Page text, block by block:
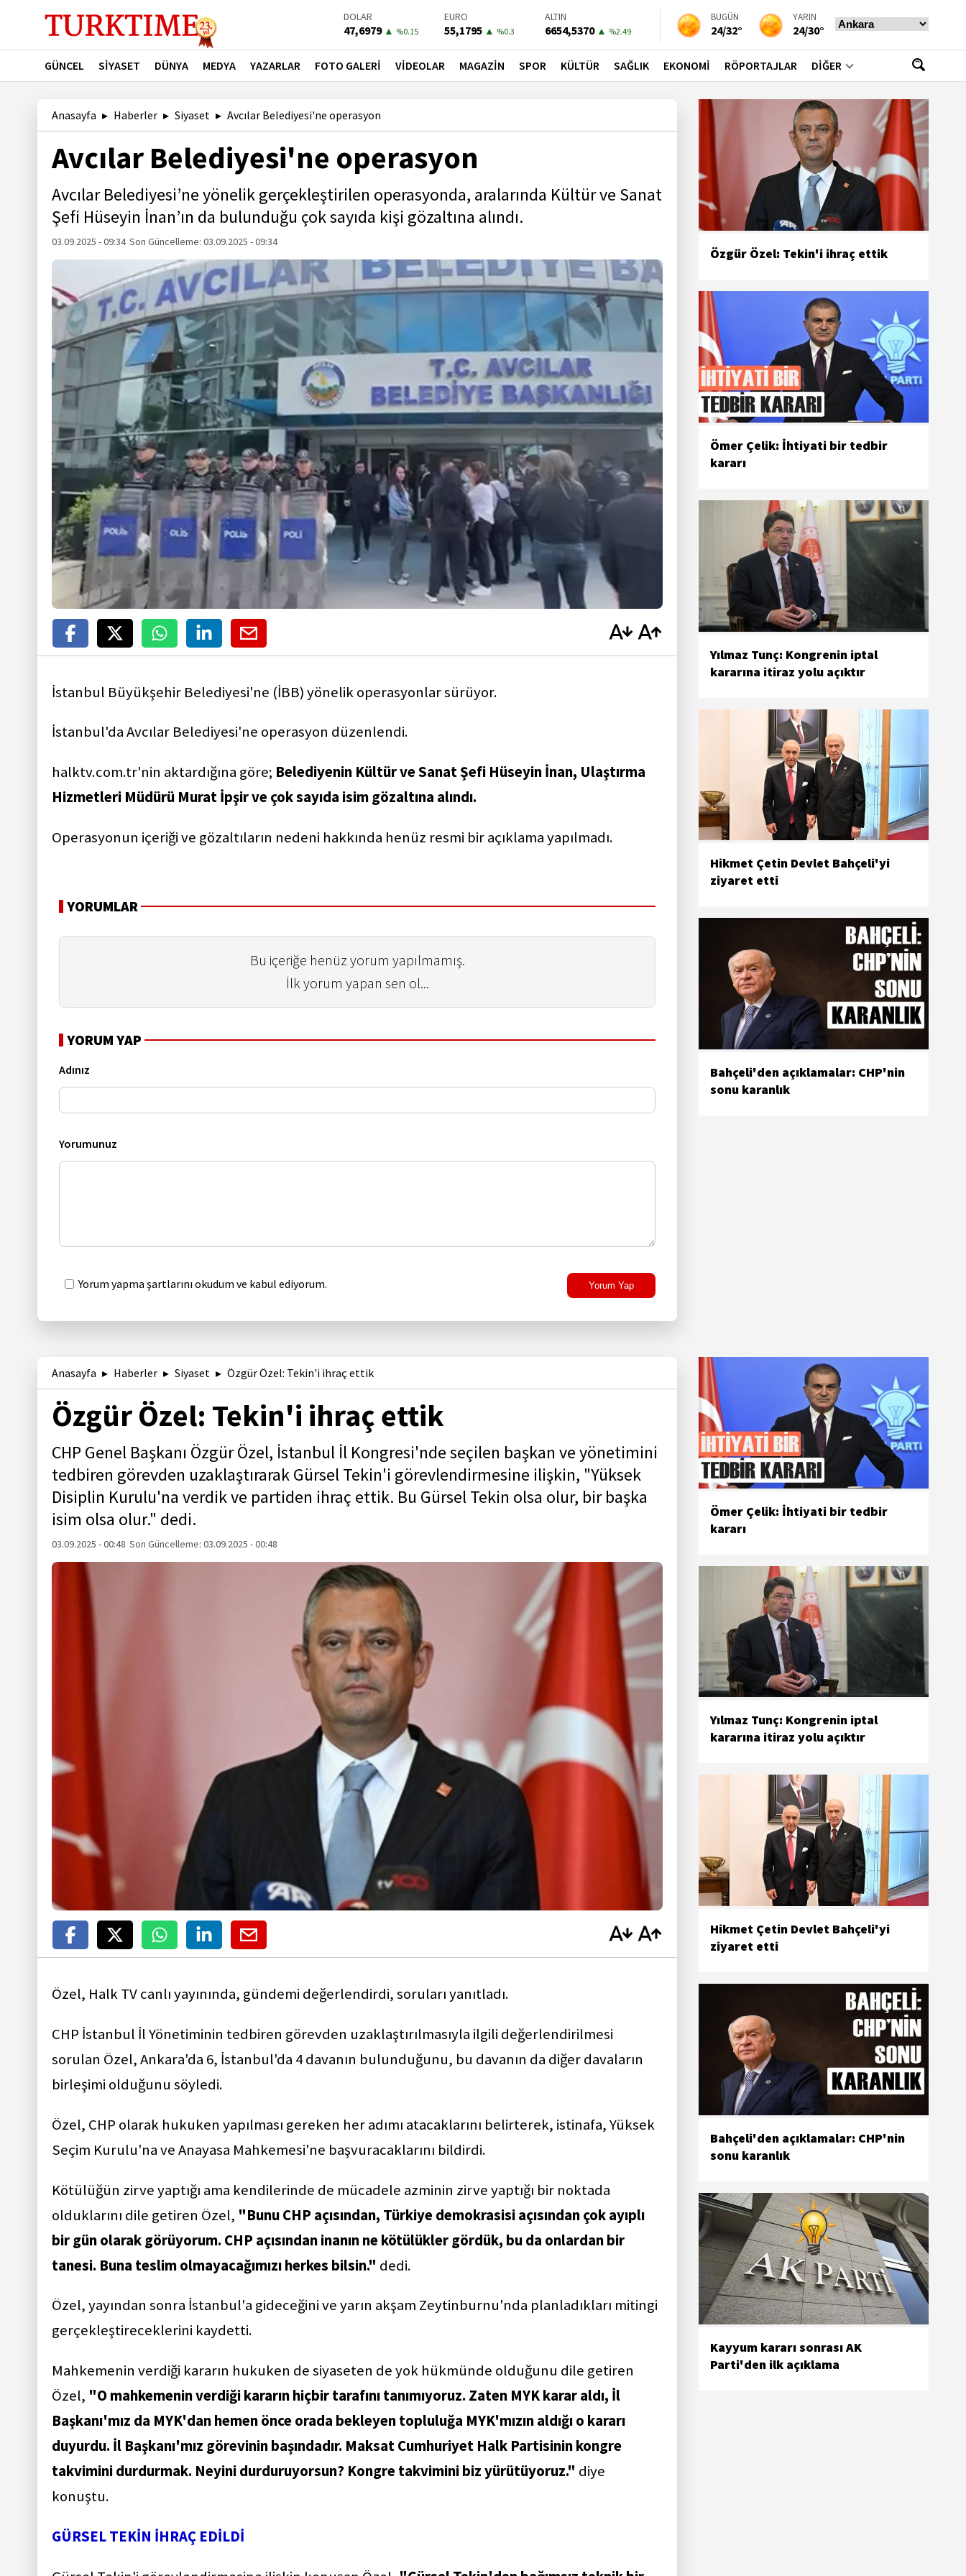
DOLAR
47,6979 ▲ %0.15
EURO
55,1795 ▲ %0.3
ALTIN
6654,5370 ▲ %2.49
BIST-100
13779,39 ▼ %-0.14
PETROL
81,5600▼ %-1.47
BONO
41,3000 ▼ %-0.55
BUGÜN
24/32°
YARIN
24/30°
GÜNCEL SİYASET DÜNYA MEDYA YAZARLAR FOTO GALERİ VİDEOLAR MAGAZİN SPOR KÜLTÜR SAĞLIK EKONOMİ RÖPORTAJLAR DİĞER
Anasayfa Haberler Siyaset Avcılar Belediyesi'ne operasyon
Avcılar Belediyesi'ne operasyon
Avcılar Belediyesi’ne yönelik gerçekleştirilen operasyonda, aralarında Kültür ve Sanat
Şefi Hüseyin İnan’ın da bulunduğu çok sayıda kişi gözaltına alındı.
03.09.2025 - 09:34 Son Güncelleme:03.09.2025 - 09:34
İstanbul Büyükşehir Belediyesi'ne (İBB) yönelik operasyonlar sürüyor.
İstanbul'da Avcılar Belediyesi'ne operasyon düzenlendi.
halktv.com.tr'nin aktardığına göre; Belediyenin Kültür ve Sanat Şefi Hüseyin İnan, Ulaştırma
Hizmetleri Müdürü Murat İpşir ve çok sayıda isim gözaltına alındı.
Operasyonun içeriği ve gözaltıların nedeni hakkında henüz resmi bir açıklama yapılmadı.
YORUMLAR
Bu içeriğe henüz yorum yapılmamış.
İlk yorum yapan sen ol...
YORUM YAP
Adınız
Yorumunuz
Yorum yapma şartlarını okudum ve kabul ediyorum. Yorum Yap
Özgür Özel: Tekin'i ihraç ettik
Ömer Çelik: İhtiyati bir tedbir
kararı
Yılmaz Tunç: Kongrenin iptal
kararına itiraz yolu açıktır
Hikmet Çetin Devlet Bahçeli'yi
ziyaret etti
Bahçeli'den açıklamalar: CHP'nin
sonu karanlık
Anasayfa Haberler Siyaset Özgür Özel: Tekin'i ihraç ettik
Özgür Özel: Tekin'i ihraç ettik
CHP Genel Başkanı Özgür Özel, İstanbul İl Kongresi'nde seçilen başkan ve yönetimini
tedbiren görevden uzaklaştırarak Gürsel Tekin'i görevlendirmesine ilişkin, "Yüksek
Disiplin Kurulu'na verdik ve partiden ihraç ettik. Bu Gürsel Tekin olsa olur, bir başka
isim olsa olur." dedi.
03.09.2025 - 00:48 Son Güncelleme:03.09.2025 - 00:48
Özel, Halk TV canlı yayınında, gündemi değerlendirdi, soruları yanıtladı.
CHP İstanbul İl Yönetiminin tedbiren görevden uzaklaştırılmasıyla ilgili değerlendirilmesi
sorulan Özel, Ankara'da 6, İstanbul'da 4 davanın bulunduğunu, bu davanın da diğer davaların
birleşimi olduğunu söyledi.
Özel, CHP olarak hukuken yapılması gereken her adımı atacaklarını belirterek, istinafa, Yüksek
Seçim Kurulu'na ve Anayasa Mahkemesi'ne başvuracaklarını bildirdi.
Kötülüğün zirve yaptığı ama kendilerinde de mücadele azminin zirve yaptığı bir noktada
olduklarını dile getiren Özel, "Bunu CHP açısından, Türkiye demokrasisi açısından çok ayıplı
bir gün olarak görüyorum. CHP açısından inanın ne kötülükler gördük, bu da onlardan bir
tanesi. Buna teslim olmayacağımızı herkes bilsin." dedi.
Özel, yayından sonra İstanbul'a gideceğini ve yarın akşam Zeytinburnu'nda planladıkları mitingi
gerçekleştireceklerini kaydetti.
Mahkemenin verdiği kararın hukuken de siyaseten de yok hükmünde olduğunu dile getiren
Özel, "O mahkemenin verdiği kararın hiçbir tarafını tanımıyoruz. Zaten MYK karar aldı, İl
Başkanı'mız da MYK'dan hemen önce orada bekleyen topluluğa MYK'mızın aldığı o kararı
duyurdu. İl Başkanı'mız görevinin başındadır. Maksat Cumhuriyet Halk Partisinin kongre
takvimini durdurmak. Neyini durduruyorsun? Kongre takvimini biz yürütüyoruz." diye
konuştu.
GÜRSEL TEKİN İHRAÇ EDİLDİ
Ömer Çelik: İhtiyati bir tedbir
kararı
Yılmaz Tunç: Kongrenin iptal
kararına itiraz yolu açıktır
Hikmet Çetin Devlet Bahçeli'yi
ziyaret etti
Bahçeli'den açıklamalar: CHP'nin
sonu karanlık
Kayyum kararı sonrası AK
Parti'den ilk açıklama